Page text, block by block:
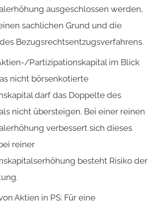
ausgeschlossen werden,
sachlichen Grund und die
Bezugsrechtsentzugsverfahrens.
Partizipationskapital im Blick
nicht börsenkotierte
darf das Doppelte des
nicht übersteigen. Bei einer reinen
verbessert sich dieses
reiner
besteht Risiko der
Aktien in PS: Für eine